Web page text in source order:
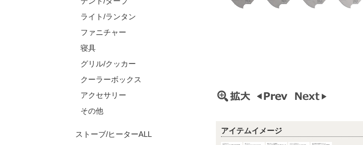
ライト/ランタン
ファニチャー
寝具
グリル/クッカー
クーラーボックス
アクセサリー
その他
ストーブ/ヒーターALL
アイテムイメージ